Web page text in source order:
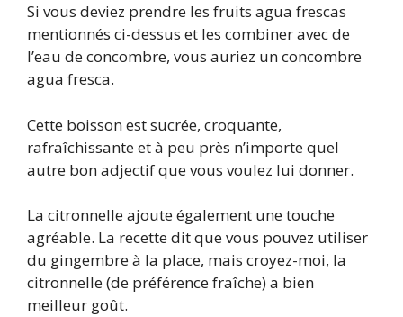
Si vous deviez prendre les fruits agua frescas
mentionnés ci-dessus et les combiner avec de
l’eau de concombre, vous auriez un concombre
agua fresca.
Cette boisson est sucrée, croquante,
rafraîchissante et à peu près n’importe quel
autre bon adjectif que vous voulez lui donner.
La citronnelle ajoute également une touche
agréable. La recette dit que vous pouvez utiliser
du gingembre à la place, mais croyez-moi, la
citronnelle (de préférence fraîche) a bien
meilleur goût.